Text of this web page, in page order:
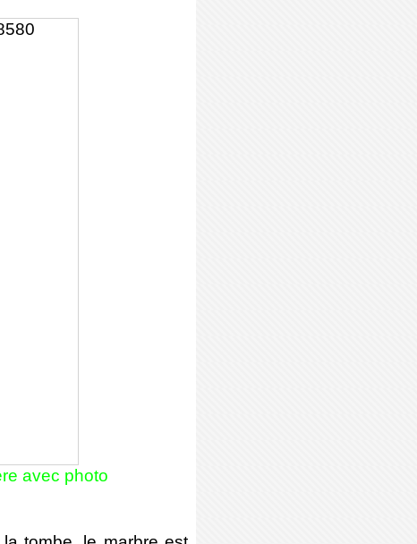
avec photo